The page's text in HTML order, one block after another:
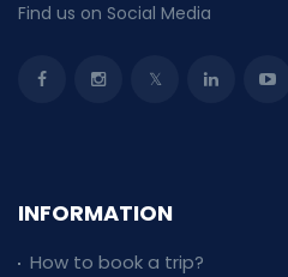
Find us on Social Media
INFORMATION
How to book a trip?